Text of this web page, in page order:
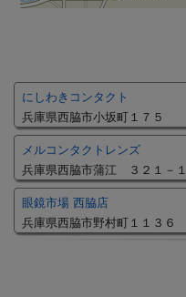
にしわきコンタクト
兵庫県西脇市小坂町１７５
メルコンタクトレンズ
兵庫県西脇市蒲江 ３２１－１
眼鏡市場 西脇店
兵庫県西脇市野村町１１３６